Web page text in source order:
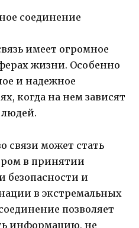
имеет огромное
жизни. Особенно
и надежное
когда на нем зависят
людей.
связи может стать
в принятии
безопасности и
в экстремальных
позволяет
информацию, не